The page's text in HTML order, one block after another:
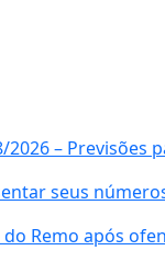
– Previsões
seus
Remo após